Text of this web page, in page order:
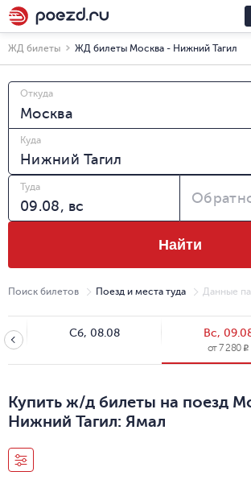
ЖД билеты ЖД билеты Москва - Нижний Тагил
Откуда
Куда
Туда
Найти
Поиск билетов Поезд и места туда Данные
Сб, 08.08 Вс,
от7 280 R
Купить ж/д билеты на поезд
Нижний Тагил: Ямал